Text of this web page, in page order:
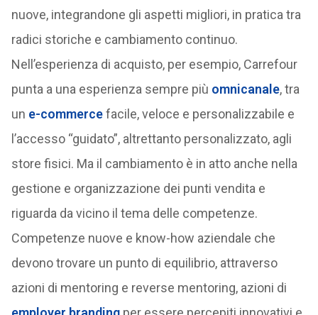
nuove, integrandone gli aspetti migliori, in pratica tra
radici storiche e cambiamento continuo.
Nell’esperienza di acquisto, per esempio, Carrefour
punta a una esperienza sempre più omnicanale, tra
un e-commercefacile, veloce e personalizzabile e
l’accesso “guidato”, altrettanto personalizzato, agli
store fisici. Ma il cambiamento è in atto anche nella
gestione e organizzazione dei punti vendita e
riguarda da vicino il tema delle competenze.
Competenze nuove e know-how aziendale che
devono trovare un punto di equilibrio, attraverso
azioni di mentoring e reverse mentoring, azioni di